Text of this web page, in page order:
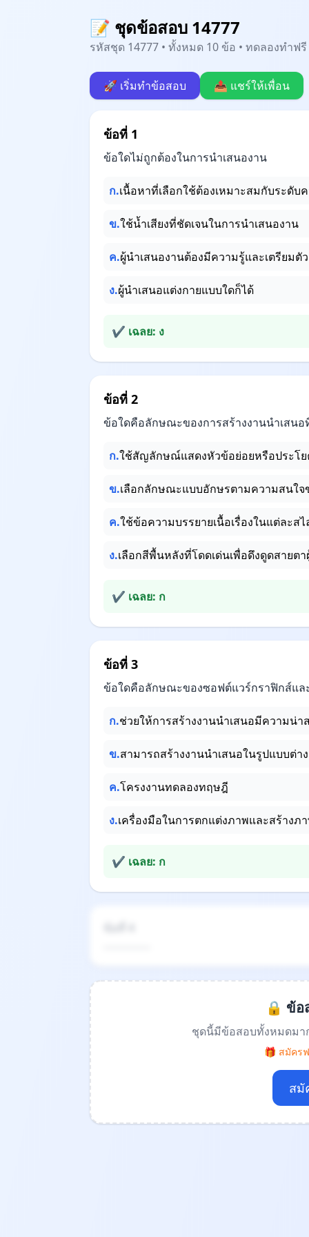
📝 ชุดข้อสอบ 14777
รหัสชุด 14777 • ทั้งหมด 10 ข้อ • ทดลองทำฟ
🚀 เริ่มทำข้อสอบ 📤 แชร์ให้เพื่อน
ข้อที่ 1
ข้อใดไม่ถูกต้องในการนำเสนองาน
ก.เนื้อหาที่เลือกใช้ต้องเหมาะสมกับระดับ
ข.ใช้น้ำเสียงที่ชัดเจนในการนำเสนองาน
ค.ผู้นำเสนองานต้องมีความรู้และเตรียมตั
ง.ผู้นำเสนอแต่งกายแบบใดก็ได้
✔ เฉลย: ง
ข้อที่ 2
ข้อใดคือลักษณะของการสร้างงานนำเสน
ก.ใช้สัญลักษณ์แสดงหัวข้อย่อยหรือประโ
ข.เลือกลักษณะแบบอักษรตามความสนใจ
ค.ใช้ข้อความบรรยายเนื้อเรื่องในแต่ละสไ
ง.เลือกสีพื้นหลังที่โดดเด่นเพื่อดึงดูดสายต
✔ เฉลย: ก
ข้อที่ 3
ข้อใดคือลักษณะของซอฟต์แวร์กราฟิกส์แล
ก.ช่วยให้การสร้างงานนำเสนอมีความน่า
ข.สามารถสร้างงานนำเสนอในรูปแบบต่า
ค.โครงงานทดลองทฤษฎี
ง.เครื่องมือในการตกแต่งภาพและสร้างภ
✔ เฉลย: ก
🔒 ข้อ
ชุดนี้มีข้อสอบทั้งหมดมา
🎁 สมัคร
สมั